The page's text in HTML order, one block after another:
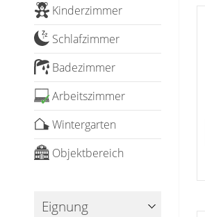
Messanleitung
Schlaufenschals
Vorhangschals
Ösenschals
Fliegengitter
Kissen
Tischdecke
Fensterbilder
Gardinenstange
Panneaux
Kinderzimmer
Schlafzimmer
Badezimmer
✓Arbeitszimmer
Wintergarten
Objektbereich
Eignung